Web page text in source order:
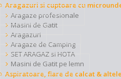
Aragazuri si cuptoare cu
Aragaze profesionale
Masini de Gatit
Aragazuri
Aragaze de Camping
SET ARAGAZ si HOTA
Masini de Gatit pe lemn
Aspiratoare, fiare de calcat & altele